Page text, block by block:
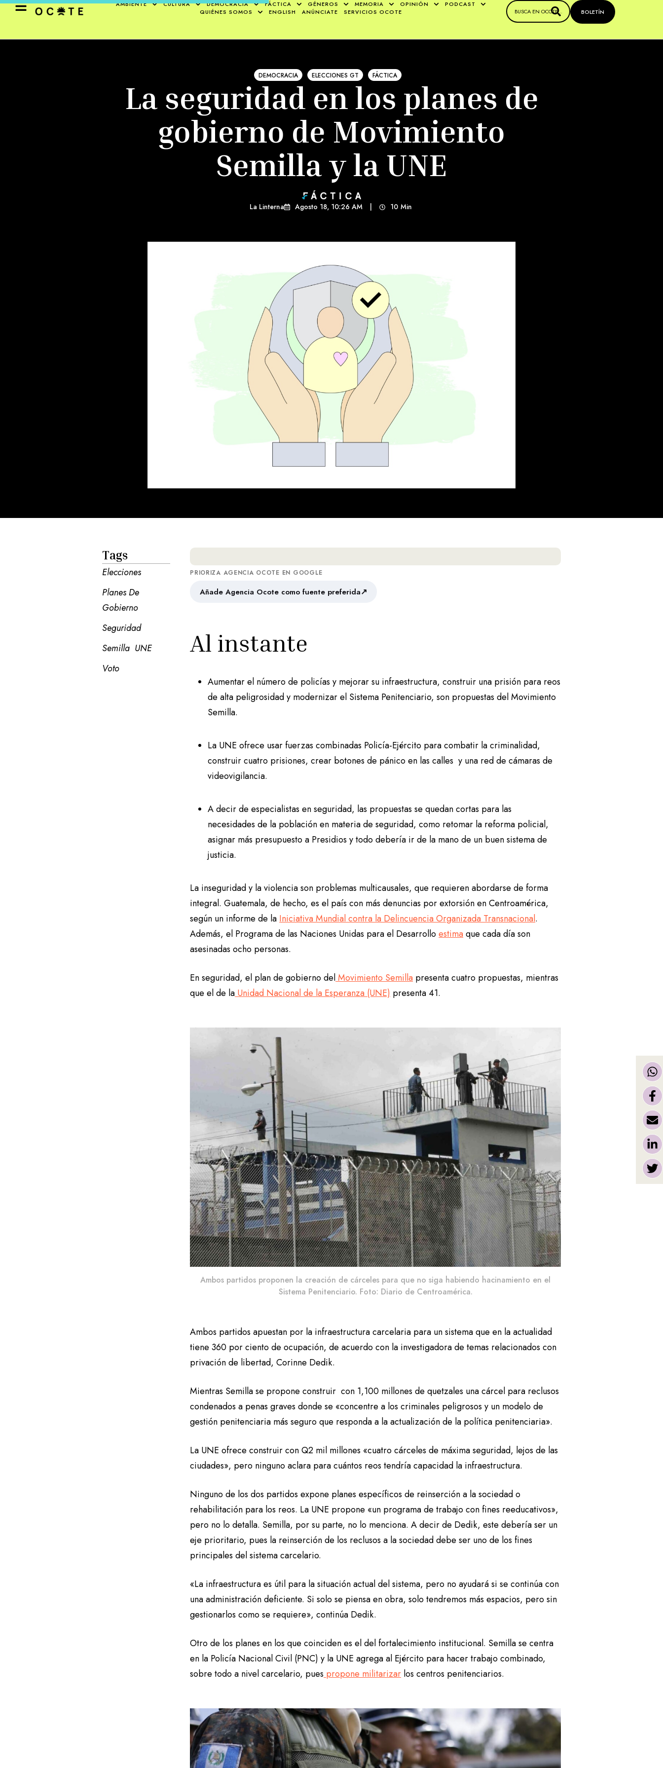
AMBIENTE CULTURA DEMOCRACIA FÁCTICA GÉNEROS MEMORIA OPINIÓN
PODCAST
QUIÉNES SOMOS
ENGLISH ANÚNCIATE SERVICIOS OCOTE BOLETÍN
DEMOCRACIA ELECCIONES GT FÁCTICA
La seguridad en los planes de
gobierno de Movimiento
Semilla y la UNE
La Linterna Agosto 18, 10:26 AM 10 Min
Tags
Elecciones
Planes De
Gobierno
Seguridad
Semilla UNE
Voto
PRIORIZA AGENCIA OCOTE EN GOOGLE
Añade Agencia Ocote como fuente preferida↗
Al instante
Aumentar el número de policías y mejorar su infraestructura, construir una prisión para reos
de alta peligrosidad y modernizar el Sistema Penitenciario, son propuestas del Movimiento
Semilla.
La UNE ofrece usar fuerzas combinadas Policía-Ejército para combatir la criminalidad,
construir cuatro prisiones, crear botones de pánico en las calles y una red de cámaras de
videovigilancia.
A decir de especialistas en seguridad, las propuestas se quedan cortas para las
necesidades de la población en materia de seguridad, como retomar la reforma policial,
asignar más presupuesto a Presidios y todo debería ir de la mano de un buen sistema de
justicia.
La inseguridad y la violencia son problemas multicausales, que requieren abordarse de forma
integral. Guatemala, de hecho, es el país con más denuncias por extorsión en Centroamérica,
según un informe de la Iniciativa Mundial contra la Delincuencia Organizada Transnacional.
Además, el Programa de las Naciones Unidas para el Desarrolloestimaque cada día son
asesinadas ocho personas.
En seguridad, el plan de gobierno delMovimiento Semilla presenta cuatro propuestas, mientras
que el de la Unidad Nacional de la Esperanza (UNE) presenta 41.
Ambos partidos proponen la creación de cárceles para que no siga habiendo hacinamiento en el
Sistema Penitenciario. Foto: Diario de Centroamérica.
Ambos partidos apuestan por la infraestructura carcelaria para un sistema que en la actualidad
tiene 360 por ciento de ocupación, de acuerdo con la investigadora de temas relacionados con
privación de libertad, Corinne Dedik.
Mientras Semilla se propone construir con 1,100 millones de quetzales una cárcel para reclusos
condenados a penas graves donde se «concentre a los criminales peligrosos y un modelo de
gestión penitenciaria más seguro que responda a la actualización de la política penitenciaria».
La UNE ofrece construir con Q2 mil millones «cuatro cárceles de máxima seguridad, lejos de las
ciudades», pero ninguno aclara para cuántos reos tendría capacidad la infraestructura.
Ninguno de los dos partidos expone planes específicos de reinserción a la sociedad o
rehabilitación para los reos. La UNE propone «un programa de trabajo con fines reeducativos»,
pero no lo detalla. Semilla, por su parte, no lo menciona. A decir de Dedik, este debería ser un
eje prioritario, pues la reinserción de los reclusos a la sociedad debe ser uno de los fines
principales del sistema carcelario.
«La infraestructura es útil para la situación actual del sistema, pero no ayudará si se continúa con
una administración deficiente. Si solo se piensa en obra, solo tendremos más espacios, pero sin
gestionarlos como se requiere», continúa Dedik.
Otro de los planes en los que coinciden es el del fortalecimiento institucional. Semilla se centra
en la Policía Nacional Civil (PNC) y la UNE agrega al Ejército para hacer trabajo combinado,
sobre todo a nivel carcelario, puespropone militarizar los centros penitenciarios.